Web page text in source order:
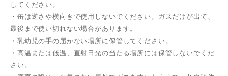
してください。
・缶は逆さや横向きで使用しないでください。ガスだけが出て、
最後まで使い切れない場合があります。
・乳幼児の手の届かない場所に保管してください。
・高温または低温、直射日光の当たる場所には保管しないでくだ
さい。